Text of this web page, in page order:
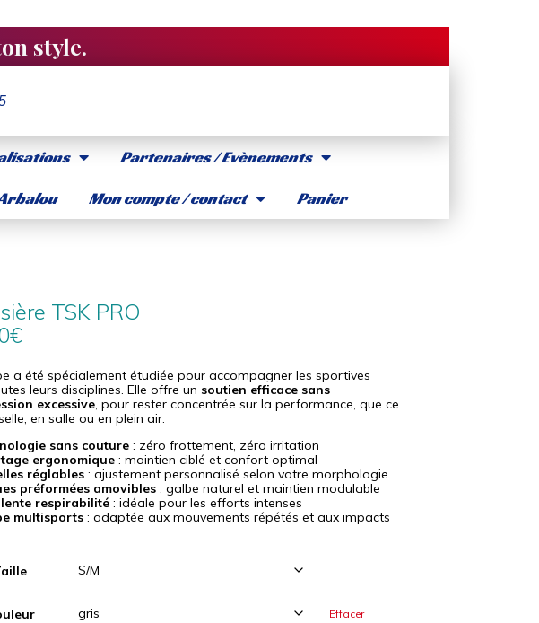
style.
Partenaires / Evènements
Mon compte / contact Panier
TSK PRO
€
a été spécialement étudiée pour accompagner les sportives
leurs disciplines. Elle offre un soutien efficace sans
excessive, pour rester concentrée sur la performance, que ce
en salle ou en plein air.
sans couture: zéro frottement, zéro irritation
ergonomique: maintien ciblé et confort optimal
réglables: ajustement personnalisé selon votre morphologie
préformées amovibles: galbe naturel et maintien modulable
respirabilité: idéale pour les efforts intenses
multisports: adaptée aux mouvements répétés et aux impacts
Effacer